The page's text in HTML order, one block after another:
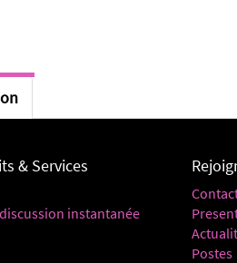
& Services
instantanée
Postes